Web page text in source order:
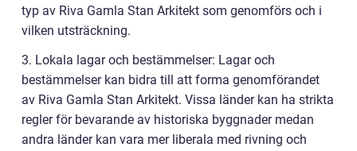
typ av Riva Gamla Stan Arkitekt som genomförs och i
vilken utsträckning.
3. Lokala lagar och bestämmelser: Lagar och
bestämmelser kan bidra till att forma genomförandet
av Riva Gamla Stan Arkitekt. Vissa länder kan ha strikta
regler för bevarande av historiska byggnader medan
andra länder kan vara mer liberala med rivning och